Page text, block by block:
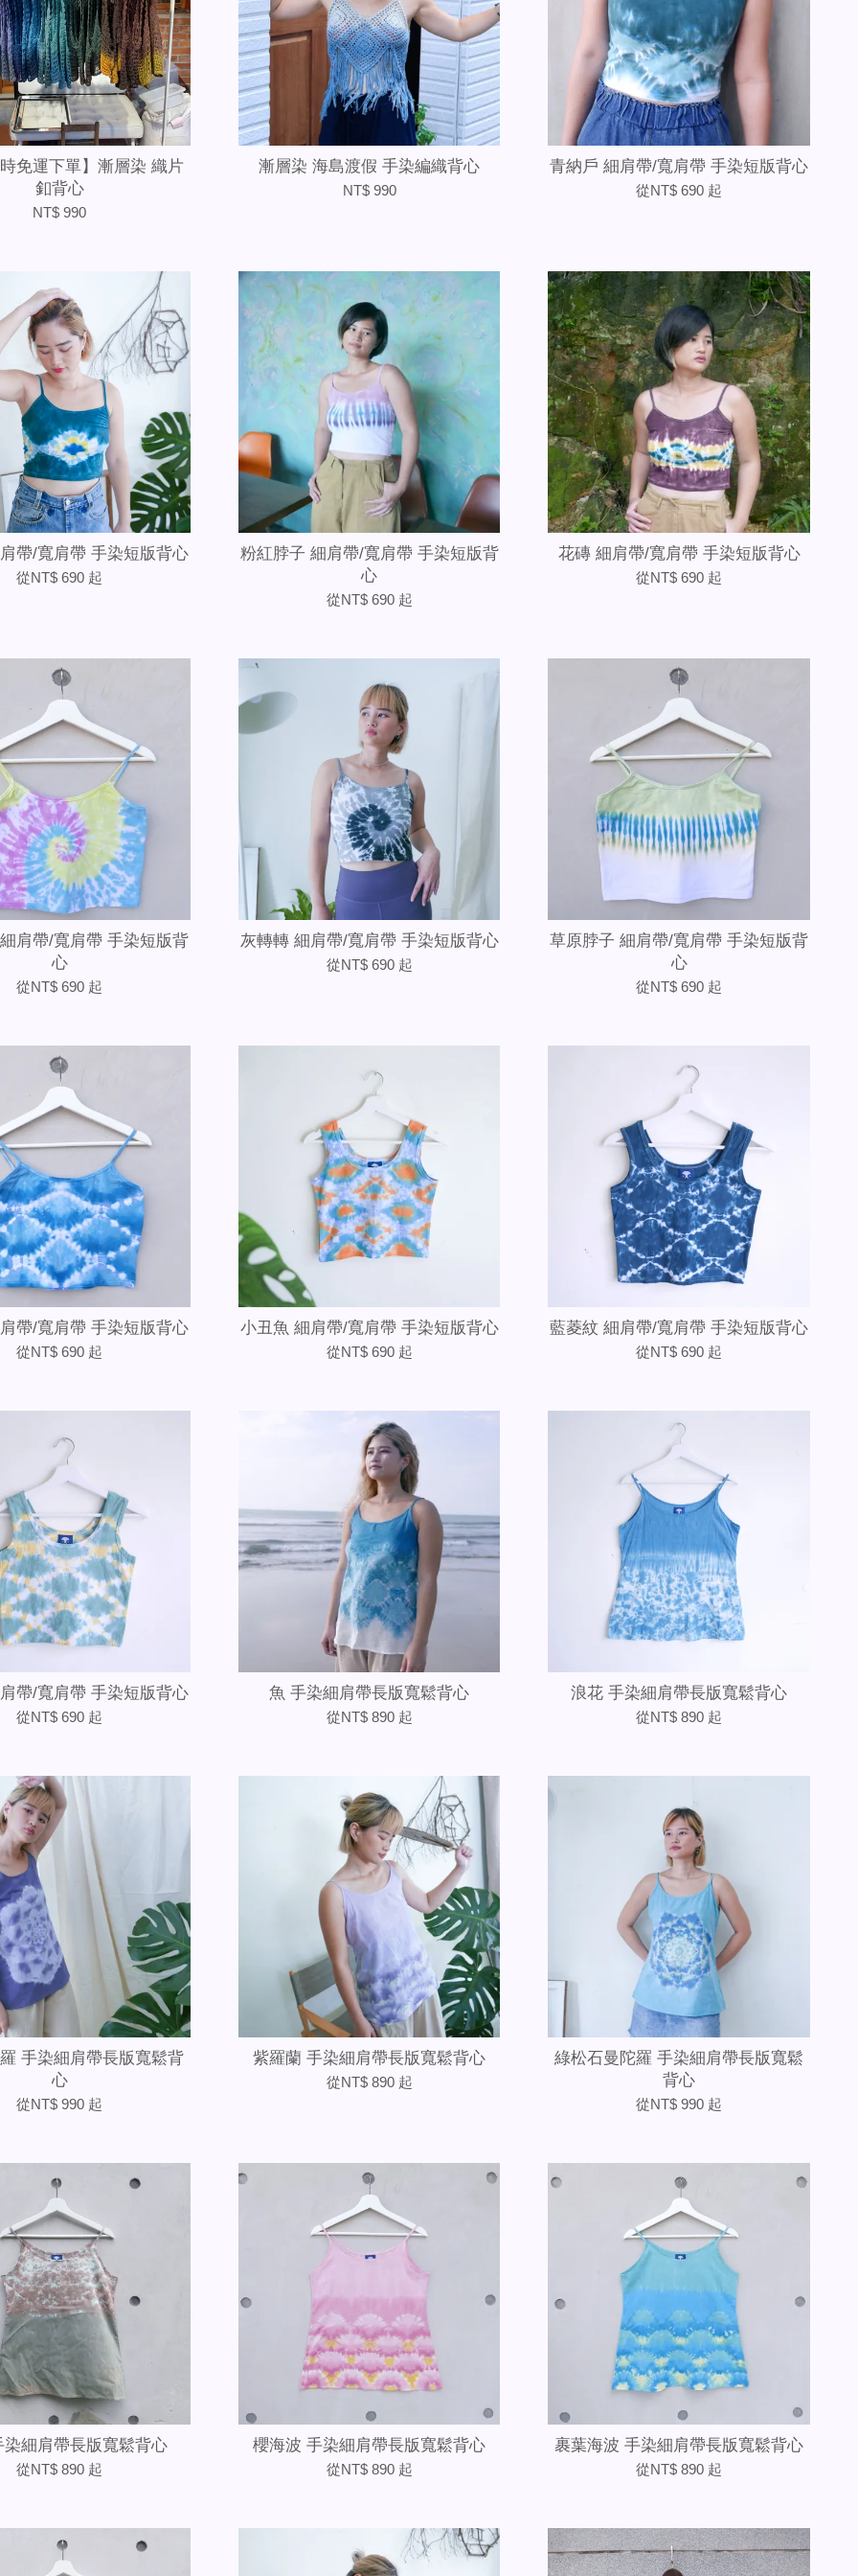
免運下單】漸層染 織片
釦背心
NT$ 990
漸層染 海島渡假 手染編織背心
NT$ 990
青納戶 細肩帶/寬肩帶 手染短版背心
從NT$ 690 起
帶/寬肩帶 手染短版背心
從NT$ 690 起
粉紅脖子 細肩帶/寬肩帶 手染短版背
心
從NT$ 690 起
花磚 細肩帶/寬肩帶 手染短版背心
從NT$ 690 起
肩帶/寬肩帶 手染短版背
心
從NT$ 690 起
灰轉轉 細肩帶/寬肩帶 手染短版背心
從NT$ 690 起
草原脖子 細肩帶/寬肩帶 手染短版背
心
從NT$ 690 起
帶/寬肩帶 手染短版背心
從NT$ 690 起
小丑魚 細肩帶/寬肩帶 手染短版背心
從NT$ 690 起
藍菱紋 細肩帶/寬肩帶 手染短版背心
從NT$ 690 起
帶/寬肩帶 手染短版背心
從NT$ 690 起
魚 手染細肩帶長版寬鬆背心
從NT$ 890 起
浪花 手染細肩帶長版寬鬆背心
從NT$ 890 起
手染細肩帶長版寬鬆背
心
從NT$ 990 起
紫羅蘭 手染細肩帶長版寬鬆背心
從NT$ 890 起
綠松石曼陀羅 手染細肩帶長版寬鬆
背心
從NT$ 990 起
染細肩帶長版寬鬆背心
從NT$ 890 起
櫻海波 手染細肩帶長版寬鬆背心
從NT$ 890 起
裹葉海波 手染細肩帶長版寬鬆背心
從NT$ 890 起